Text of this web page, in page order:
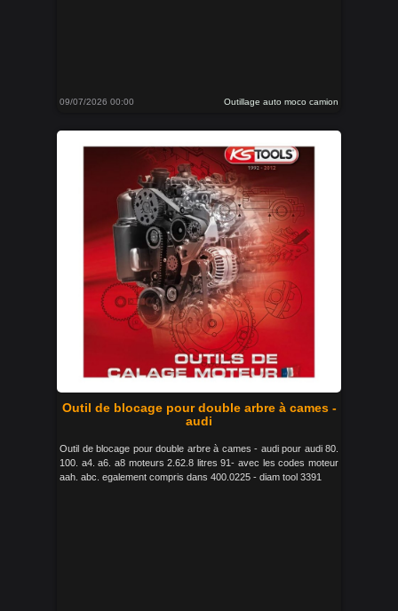
09/07/2026 00:00 Outillage auto moco camion
Outil de blocage pour double arbre à cames -
audi
Outil de blocage pour double arbre à cames - audi pour audi 80.
100. a4. a6. a8 moteurs 2.62.8 litres 91- avec les codes moteur
aah. abc. egalement compris dans 400.0225 - diam tool 3391